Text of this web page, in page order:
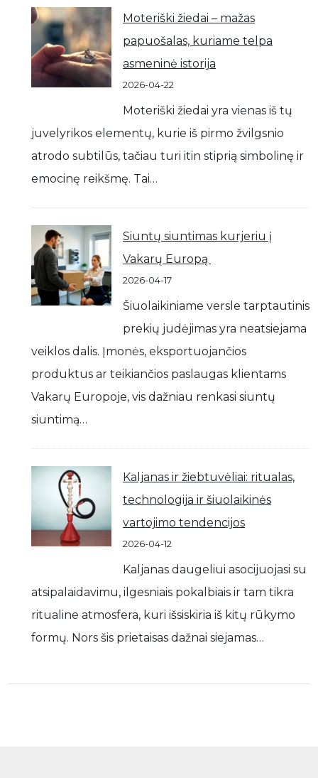
Moteriški žiedai – mažas
papuošalas, kuriame telpa
asmeninė istorija
2026-04-22
Moteriški žiedai yra vienas iš tų
juvelyrikos elementų, kurie iš pirmo žvilgsnio
atrodo subtilūs, tačiau turi itin stiprią simbolinę ir
emocinę reikšmę. Tai…
Siuntų siuntimas kurjeriu į
Vakarų Europą
2026-04-17
Šiuolaikiniame versle tarptautinis
prekių judėjimas yra neatsiejama
veiklos dalis. Įmonės, eksportuojančios
produktus ar teikiančios paslaugas klientams
Vakarų Europoje, vis dažniau renkasi siuntų
siuntimą…
Kaljanas ir žiebtuvėliai: ritualas,
technologija ir šiuolaikinės
vartojimo tendencijos
2026-04-12
Kaljanas daugeliui asocijuojasi su
atsipalaidavimu, ilgesniais pokalbiais ir tam tikra
ritualine atmosfera, kuri išsiskiria iš kitų rūkymo
formų. Nors šis prietaisas dažnai siejamas…